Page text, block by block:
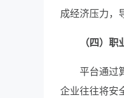
成经济压力，
（四）
平台通过
企业往往将安